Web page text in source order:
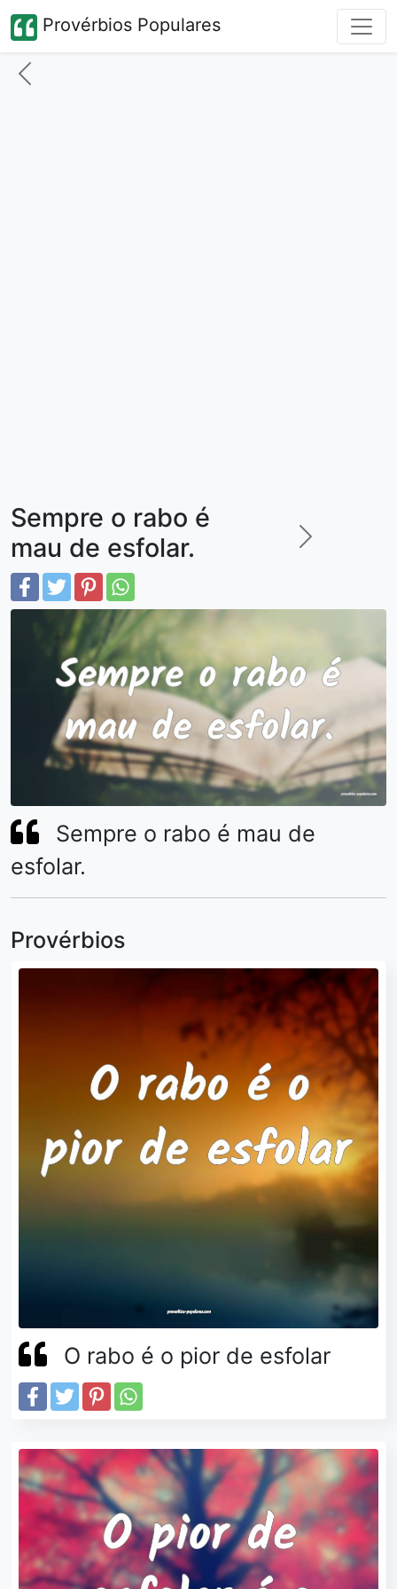
Provérbios Populares
Sempre o rabo é
mau de esfolar.
Sempre o rabo é mau de
esfolar.
Provérbios
O rabo é o pior de esfolar